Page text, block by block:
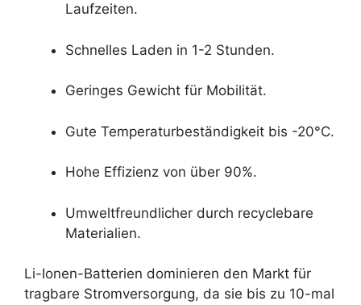
Laufzeiten.
Schnelles Laden in 1-2 Stunden.
Geringes Gewicht für Mobilität.
Gute Temperaturbeständigkeit bis -20°C.
Hohe Effizienz von über 90%.
Umweltfreundlicher durch recyclebare
Materialien.
Li-Ionen-Batterien dominieren den Markt für
tragbare Stromversorgung, da sie bis zu 10-mal